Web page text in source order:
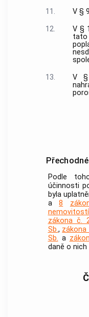
11.
V §
12.
V §
13.
V §
Podle
účinnosti
byla
a8
nemovitostí
zákona č.
Sb., zákona
Sb. a
daně o nich